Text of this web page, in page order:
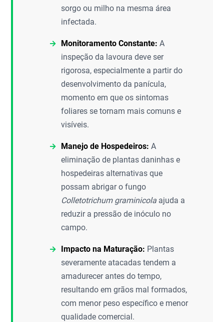
sorgo ou milho na mesma área
infectada.
Monitoramento Constante: A
inspeção da lavoura deve ser
rigorosa, especialmente a partir do
desenvolvimento da panícula,
momento em que os sintomas
foliares se tornam mais comuns e
visíveis.
Manejo de Hospedeiros: A
eliminação de plantas daninhas e
hospedeiras alternativas que
possam abrigar o fungo
Colletotrichum graminicola ajuda a
reduzir a pressão de inóculo no
campo.
Impacto na Maturação: Plantas
severamente atacadas tendem a
amadurecer antes do tempo,
resultando em grãos mal formados,
com menor peso específico e menor
qualidade comercial.